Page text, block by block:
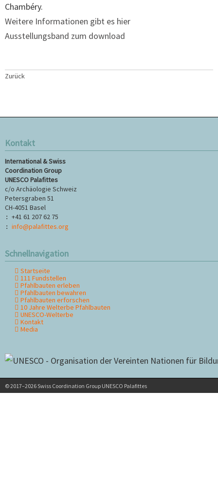
Chambéry.
Weitere Informationen gibt es hier
Ausstellungsband zum download
Zurück
Kontakt
International & Swiss
Coordination Group
UNESCO Palafittes
c/o Archäologie Schweiz
Petersgraben 51
CH-4051 Basel
: +41 61 207 62 75
: info@palafittes.org
Schnellnavigation
Navigation
überspringen
Startseite
111 Fundstellen
Pfahlbauten erleben
Pfahlbauten bewahren
Pfahlbauten erforschen
10 Jahre Welterbe Pfahlbauten
UNESCO-Welterbe
Kontakt
Media
© 2017–2026 Swiss Coordination Group UNESCO Palafittes